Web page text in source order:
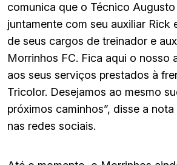
comunica que o Técnico Augusto
juntamente com seu auxiliar Rick
de seus cargos de treinador e
Morrinhos FC. Fica aqui o nosso
aos seus serviços prestados à
Tricolor. Desejamos ao mesmo
próximos caminhos”, disse a
nas redes sociais.